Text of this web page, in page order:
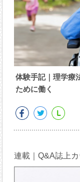
体験手記｜理学療
ために働く
連載｜Q&A誌上